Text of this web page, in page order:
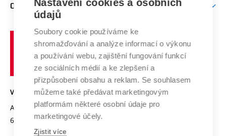
E-přihláška
Doktorské studium
Podpora podnikání
Systém zajišťování kvality výzkumu
Výzkumné infrastruktury
Transfer znalostí
Open Science
Projekty
Projekty ze strukturálních fondů
Specifický výzkum
Zahraniční spolupráce
Spolupráce se školami
Mezinárodní dohody
Univerzitní sítě
O UNIVERZITĚ
Profil univerzity
Udržitelná univerzita
Podnikavá univerzita / ContriBUTe
Bezpečná univerzita
Vyznamenání
Organizační struktura
učení
technické
Brně
VYSOKÉ UČENÍ TECHNICKÉ V BRNĚ
Antonínská 548/1
602 00 Brno
www.vut.cz
vut@vutbr.cz
Nastavení cookies a osobních
údajů
Soubory cookie používáme ke
shromažďování a analýze informací o výkonu
a používání webu, zajištění fungování funkcí
ze sociálních médií a ke zlepšení a
přizpůsobení obsahu a reklam. Se souhlasem
můžeme také předávat marketingovým
platformám některé osobní údaje pro
marketingové účely.
Zjistit více